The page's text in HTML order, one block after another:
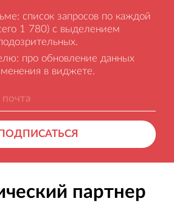
список запросов по каждой
1 780) с выделением
про обновление данных
в виджете.
ПОДПИСАТЬСЯ
партнер